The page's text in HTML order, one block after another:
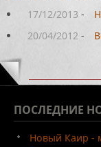
17/12/2013 -
20/04/2012 -
ПОСЛЕДНИЕ
Новый Каир -